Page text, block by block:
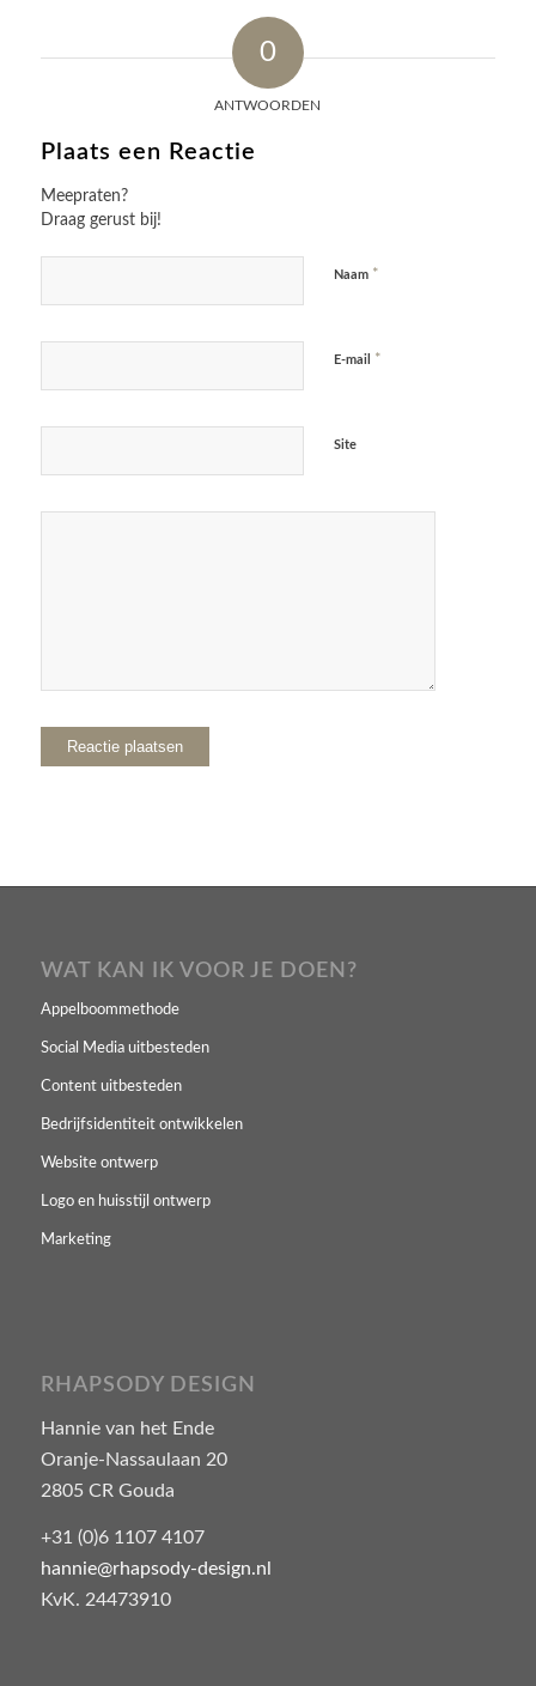
0
ANTWOORDEN
Plaats een Reactie
Meepraten?
Draag gerust bij!
Naam *
E-mail *
Site
WAT KAN IK VOOR JE DOEN?
Appelboommethode
Social Media uitbesteden
Content uitbesteden
Bedrijfsidentiteit ontwikkelen
Website ontwerp
Logo en huisstijl ontwerp
Marketing
RHAPSODY DESIGN
Hannie van het Ende
Oranje-Nassaulaan 20
2805 CR Gouda
+31 (0)6 1107 4107
hannie@rhapsody-design.nl
KvK. 24473910